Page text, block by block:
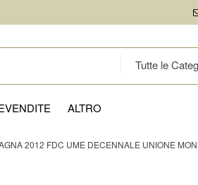
ALTRO
2012 FDC UME DECENNALE UNIONE